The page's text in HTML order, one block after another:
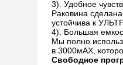
3). Удобное
Раковина
устойчива к
4). Большая
Мы полно
в 3000мАХ,
Свободное